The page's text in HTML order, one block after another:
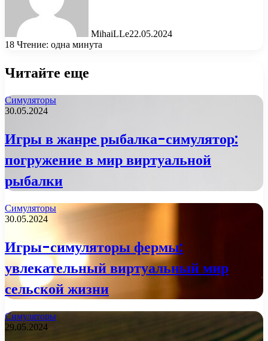
MihaiLLe22.05.2024
18 Чтение: одна минута
Читайте еще
Симуляторы
30.05.2024
Игры в жанре рыбалка-симулятор:
погружение в мир виртуальной
рыбалки
Симуляторы
30.05.2024
Игры-симуляторы фермы:
увлекательный виртуальный мир
сельской жизни
Симуляторы
29.05.2024